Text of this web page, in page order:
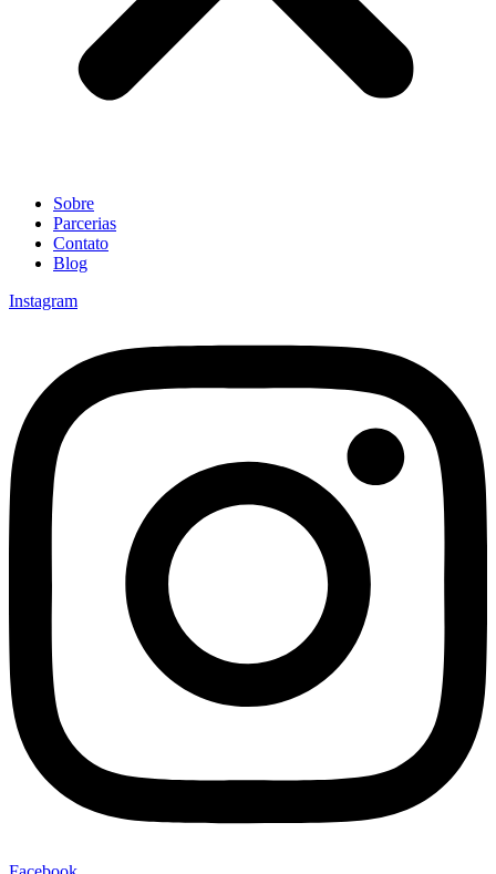
Sobre
Parcerias
Contato
Blog
Instagram